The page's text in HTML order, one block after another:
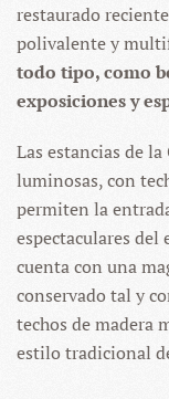
restaurado
polivalente y
todo tipo, como
exposiciones y
Las estancias de
luminosas, con
permiten la
espectaculares
cuenta con una
conservado tal y
techos de madera
estilo tradicional